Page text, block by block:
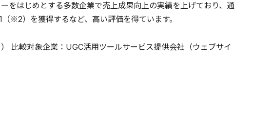
をはじめとする多数企業で売上成果向上の実績を上げており、通
※2）を獲得するなど、高い評価を得ています。
比較対象企業：UGC活用ツールサービス提供会社（ウェブサイ